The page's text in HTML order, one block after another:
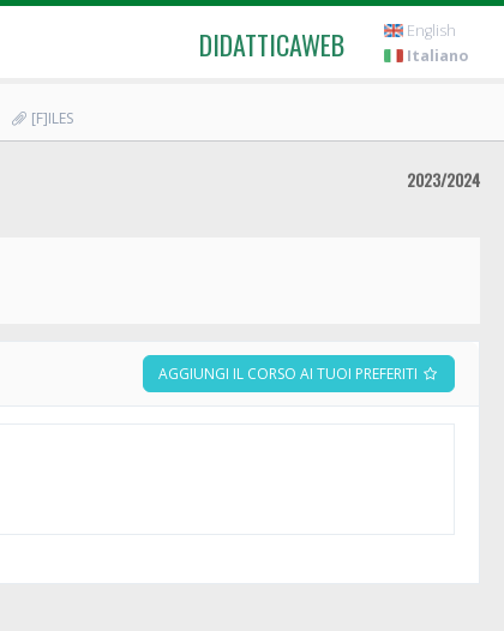
DIDATTICAWEB
English
Italiano
[F]ILES
2023/2024
AGGIUNGI IL CORSO AI TUOI PREFERITI